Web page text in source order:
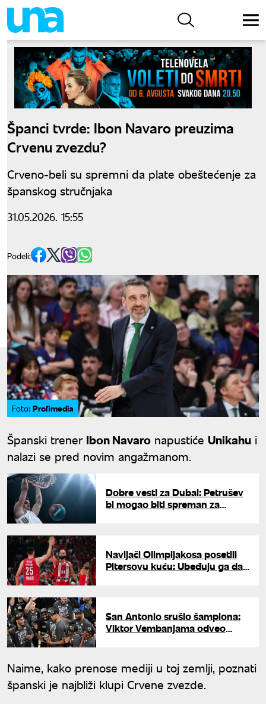
Španci tvrde: Ibon Navaro preuzima
Crvenu zvezdu?
Crveno-beli su spremni da plate obeštećenje za
španskog stručnjaka
31.05.2026. 15:55
Podeli:
Foto: Profimedia
Španski trener Ibon Navaro napustiće Unikahu i
nalazi se pred novim angažmanom.
Dobre vesti za Dubai: Petrušev
bi mogao biti spreman za
Navijači Olimpijakosa posetili
Pitersovu kuću: Ubeđuju ga da
San Antonio srušio šampiona:
Viktor Vembanjama odveo
Naime, kako prenose mediji u toj zemlji, poznati
španski je najbliži klupi Crvene zvezde.